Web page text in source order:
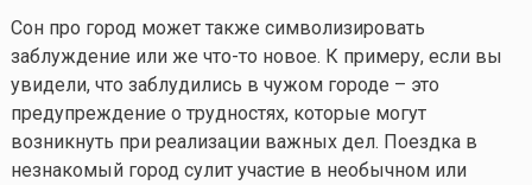
Сон про город может также символизировать
заблуждение или же что-то новое. К примеру, если вы
увидели, что заблудились в чужом городе – это
предупреждение о трудностях, которые могут
возникнуть при реализации важных дел. Поездка в
незнакомый город сулит участие в необычном или